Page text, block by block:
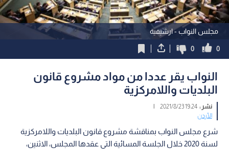
مجلس النواب - ارشيفية
0
0
النواب يقر عددا من مواد مشروع قانون
البلديات واللامركزية
نشر :19:24 2021/8/23
|
الأردن
شرع مجلس النواب بمناقشة مشروع قانون البلديات واللامركزية
لسنة 2020 خلال الجلسة المسائية التي عقدها المجلس، الاثنين،